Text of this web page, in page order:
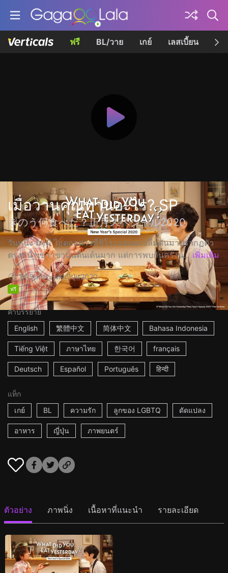
ฟรี BL/วาย เกย์ เลสเบี้ยน เค
เมื่อวานคุณทานอะไร? SP
きのう何食べた？正月スペシャル2020
วันหนึ่ง มามิ ไอดอลสาวที่ชิโระแสนจะปลื้มดันมาปรากฏตัว
ตรงหน้าเขา เขานั้นตื่นเต้นมาก แต่การพบกันครั้งน... เพิ่มเติม
1h15mประเทศญี่ปุ่น2020
ฟรี
คำบรรยาย
English
繁體中文 简体中文 Bahasa Indonesia
Tiếng Việt ภาษาไทย 한국어 français
Deutsch Español Português हिन्दी
แท็ก
เกย์
BL ความรัก ลูกของ LGBTQ ดัดแปลง
อาหาร ญี่ปุ่น ภาพยนตร์
ตัวอย่าง ภาพนิ่ง เนื้อหาที่แนะนำ รายละเอียด